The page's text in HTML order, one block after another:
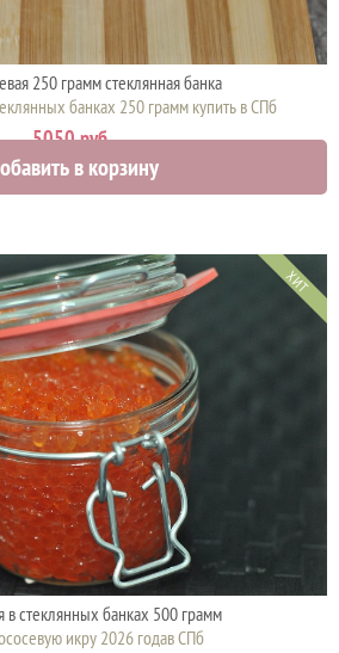
250 грамм стеклянная банка
банках 250 грамм купить в СПб
5050 руб.
в корзину
ХИТ
в стеклянных банках 500 грамм
икру 2026 годав СПб